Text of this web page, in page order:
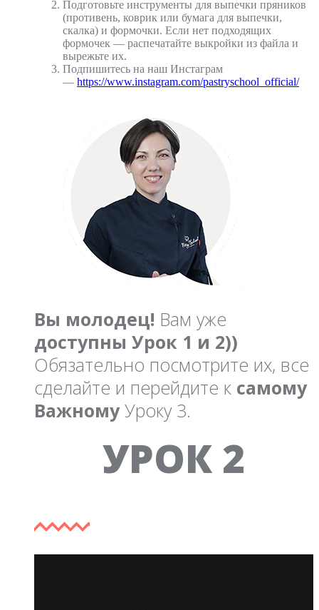
Подготовьте инструменты для выпечки пряников
(противень, коврик или бумага для выпечки,
скалка) и формочки. Если нет подходящих
формочек — распечатайте выкройки из файла и
вырежьте их.
Подпишитесь на наш Инстаграм
— https://www.instagram.com/pastryschool_official/
Вы молодец! Вам уже
доступны Урок 1 и 2))
Обязательно посмотрите их, все
сделайте и перейдите к самому
ВажномуУроку 3.
УРОК 2